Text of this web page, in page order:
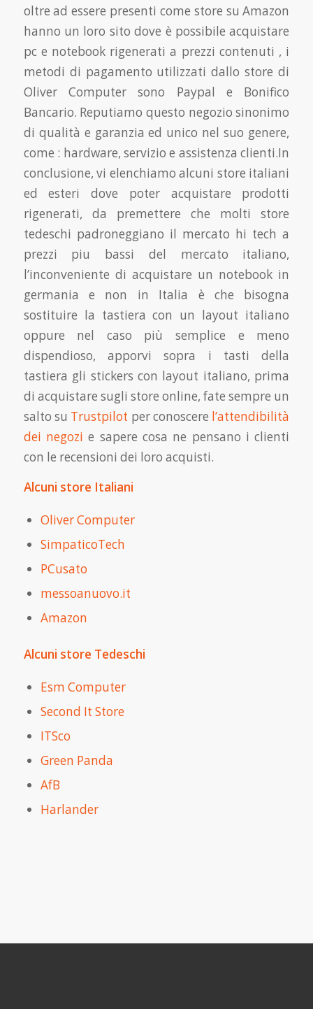
oltre ad essere presenti come store su Amazon
hanno un loro sito dove è possibile acquistare
pc e notebook rigenerati a prezzi contenuti , i
metodi di pagamento utilizzati dallo store di
Oliver Computer sono Paypal e Bonifico
Bancario. Reputiamo questo negozio sinonimo
di qualità e garanzia ed unico nel suo genere,
come : hardware, servizio e assistenza clienti.In
conclusione, vi elenchiamo alcuni store italiani
ed esteri dove poter acquistare prodotti
rigenerati, da premettere che molti store
tedeschi padroneggiano il mercato hi tech a
prezzi piu bassi del mercato italiano,
l’inconveniente di acquistare un notebook in
germania e non in Italia è che bisogna
sostituire la tastiera con un layout italiano
oppure nel caso più semplice e meno
dispendioso, apporvi sopra i tasti della
tastiera gli stickers con layout italiano, prima
di acquistare sugli store online, fate sempre un
salto su Trustpilot per conoscere l’attendibilità
dei negozi e sapere cosa ne pensano i clienti
con le recensioni dei loro acquisti.
Alcuni store Italiani
Oliver Computer
SimpaticoTech
PCusato
messoanuovo.it
Amazon
Alcuni store Tedeschi
Esm Computer
Second It Store
ITSco
Green Panda
AfB
Harlander